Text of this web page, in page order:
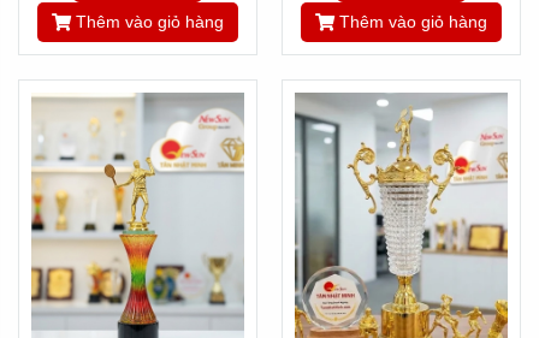
Thêm vào giỏ hàng Thêm vào giỏ hàng